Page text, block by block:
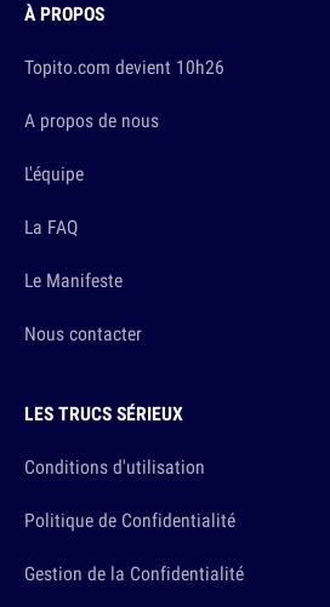
À PROPOS
Topito.com devient 10h26
A propos de nous
L'équipe
La FAQ
Le Manifeste
Nous contacter
LES TRUCS SÉRIEUX
Conditions d'utilisation
Politique de Confidentialité
Gestion de la Confidentialité